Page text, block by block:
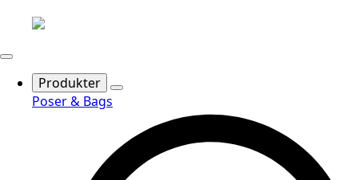
Produkter
Poser & Bags